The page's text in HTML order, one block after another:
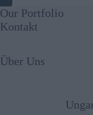
Our Portfolio
Kontakt
Über Uns